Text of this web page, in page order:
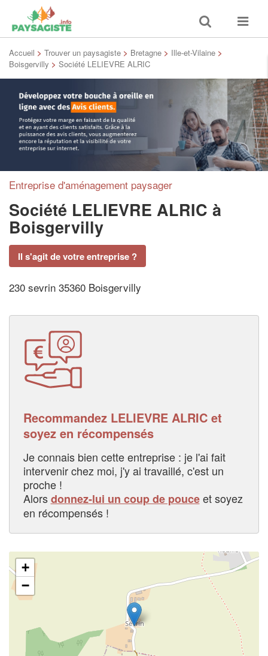
Toggle
search
Toggle
Accueil > Trouver un paysagiste > Bretagne > Ille-et-Vilaine >
Boisgervilly > Société LELIEVRE ALRIC
Entreprise d'aménagement paysager
Société LELIEVRE ALRIC à
Boisgervilly
Il s'agit de votre entreprise ?
230 sevrin 35360 Boisgervilly
Recommandez LELIEVRE ALRIC et
soyez en récompensés
Je connais bien cette entreprise : je l'ai fait
intervenir chez moi, j'y ai travaillé, c'est un
proche !
Alorsdonnez-lui un coup de pouceet soyez
en récompensés !
+
−